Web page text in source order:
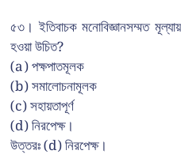
৫৩। ইতিবাচক মনোবিজ্ঞানসম্মত
হওয়া উচিত?
(a) পক্ষপাতমূলক
(b) সমালোচনামূলক
(c) সহায়তাপূর্ণ
(d) নিরপেক্ষ।
উত্তরঃ (d) নিরপেক্ষ।